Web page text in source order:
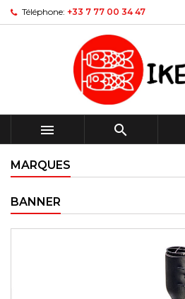
Téléphone: +33 7 77 00 34 47
 
MARQUES
BANNER